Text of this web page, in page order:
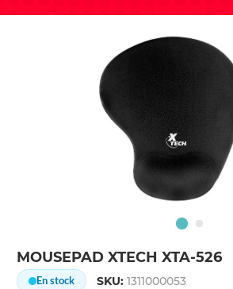
MOUSEPAD XTECH XTA-526
En stock SKU:1311000053